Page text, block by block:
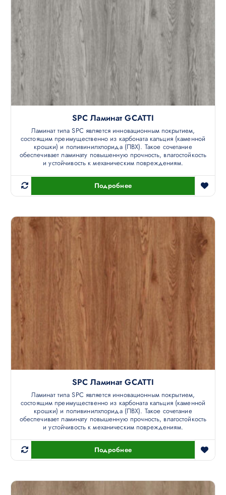
SPC Ламинат GCATTI
Ламинат типа SPC является инновационным покрытием,
состоящим преимущественно из карбоната кальция (каменной
крошки) и поливинилхлорида (ПВХ). Такое сочетание
обеспечивает ламинату повышенную прочность, влагостойкость
и устойчивость к механическим повреждениям.
Подробнее
SPC Ламинат GCATTI
Ламинат типа SPC является инновационным покрытием,
состоящим преимущественно из карбоната кальция (каменной
крошки) и поливинилхлорида (ПВХ). Такое сочетание
обеспечивает ламинату повышенную прочность, влагостойкость
и устойчивость к механическим повреждениям.
Подробнее